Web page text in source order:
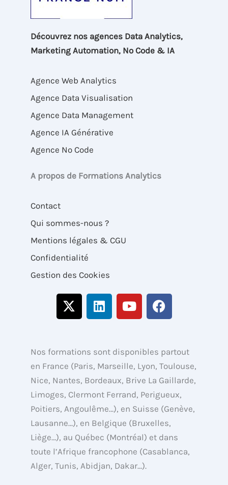
Découvrez nos agences Data Analytics,
Marketing Automation, No Code & IA
Agence Web Analytics
Agence Data Visualisation
Agence Data Management
Agence IA Générative
Agence No Code
A propos de Formations Analytics
Contact
Qui sommes-nous ?
Mentions légales & CGU
Confidentialité
Gestion des Cookies
X
-
i
t
t
e
r
L
i
e
d
i
n
Y
o
u
b
e
F
a
b
o
o
k
Nos formations sont disponibles partout
en France (Paris, Marseille, Lyon, Toulouse,
Nice, Nantes, Bordeaux, Brive La Gaillarde,
Limoges, Clermont Ferrand, Perigueux,
Poitiers, Angoulême…), en Suisse (Genève,
Lausanne…), en Belgique (Bruxelles,
Liège…), au Québec (Montréal) et dans
toute l’Afrique francophone (Casablanca,
Alger, Tunis, Abidjan, Dakar…).